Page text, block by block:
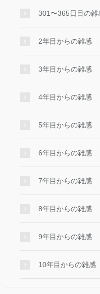
301〜365日目の雑
2年目からの雑感
3年目からの雑感
4年目からの雑感
5年目からの雑感
6年目からの雑感
7年目からの雑感
8年目からの雑感
9年目からの雑感
10年目からの雑感